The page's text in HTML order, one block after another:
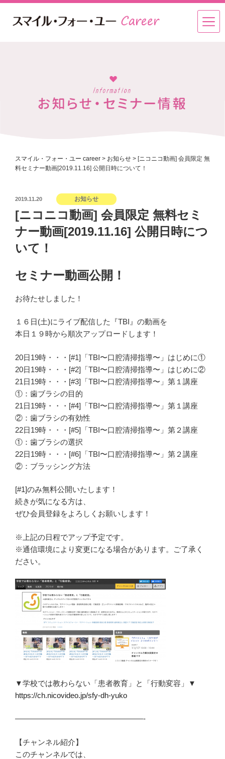
スマイル・フォー・ユー career > お知らせ > [ニコニコ動画] 会員限定 無
料セミナー動画[2019.11.16] 公開日時について！
投
2019.11.20 お知らせ
[ニコニコ動画] 会員限定 無料セミ
ナー動画[2019.11.16] 公開日時につ
いて！
セミナー動画公開！
お待たせしました！
１６日(土)にライブ配信した『TBI』の動画を
本日１９時から順次アップロードします！
20日19時・・・[#1]「TBI〜口腔清掃指導〜」はじめに①
20日19時・・・[#2]「TBI〜口腔清掃指導〜」はじめに②
21日19時・・・[#3]「TBI〜口腔清掃指導〜」第１講座
①：歯ブラシの目的
21日19時・・・[#4]「TBI〜口腔清掃指導〜」第１講座
②：歯ブラシの有効性
22日19時・・・[#5]「TBI〜口腔清掃指導〜」第２講座
①：歯ブラシの選択
22日19時・・・[#6]「TBI〜口腔清掃指導〜」第２講座
②：ブラッシング方法
[#1]のみ無料公開いたします！
続きが気になる方は、
ぜひ会員登録をよろしくお願いします！
※上記の日程でアップ予定です。
※通信環境により変更になる場合があります。ご了承く
ださい。
▼学校では教わらない「患者教育」と「行動変容」▼
https://ch.nicovideo.jp/sfy-dh-yuko
—————————————————-
【チャンネル紹介】
このチャンネルでは、